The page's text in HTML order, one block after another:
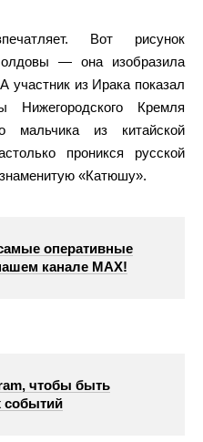
Вот рисунок
— она изобразила
участник из Ирака показал
Кремля
мальчика из китайской
проникся русской
«Катюшу».
оперативные
канале МАХ!
чтобы быть
событий